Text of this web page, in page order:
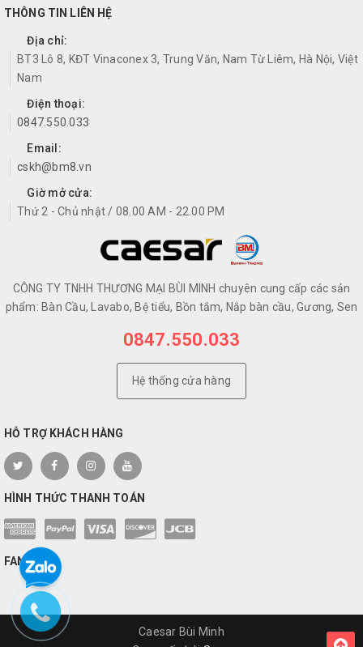
THÔNG TIN LIÊN HỆ
Địa chỉ:
BT3 Lô 8, KĐT Vinaconex 3, Trung Văn, Nam Từ Liêm, Hà Nội, Việt
Nam
Điện thoại:
0847.550.033
Email:
cskh@bm8.vn
Giờ mở cửa:
Thứ 2 - Chủ nhật / 08.00 AM - 22.00 PM
CÔNG TY TNHH THƯƠNG MẠI BÙI MINH chuyên cung cấp các sản
phẩm: Bàn Cầu, Lavabo, Bệ tiểu, Bồn tắm, Nắp bàn cầu, Gương, Sen
0847.550.033
Hệ thống cửa hàng
HỖ TRỢ KHÁCH HÀNG
HÌNH THỨC THANH TOÁN
FANPAGE
Caesar Bùi Minh